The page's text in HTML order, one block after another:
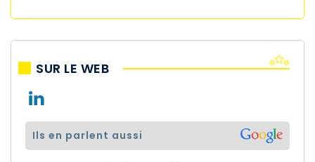
SUR LE WEB
ils en parlent aussi